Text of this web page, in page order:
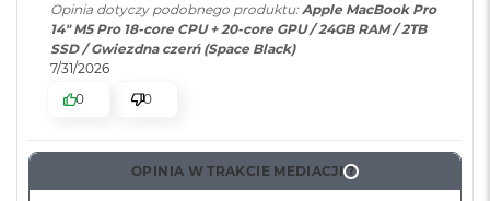
k
P
r
o
a
c
o
Ładowanie i rozbudowa
Gniazdo na kartę SDXC
Gniazdo słuchawkowe 3,5 mm
Układ klawiatury: ISO - Angielski PL
Kolor obudowy: Srebrny
Opinia dotyczy podobnego produktu:Apple MacBook Pro
14" M5 Pro 18-core CPU + 20-core GPU / 24GB RAM / 2TB
SSD / Gwiezdna czerń (Space Black)
7/31/2026
0
0
OPINIA W TRAKCIE MEDIACJI ?